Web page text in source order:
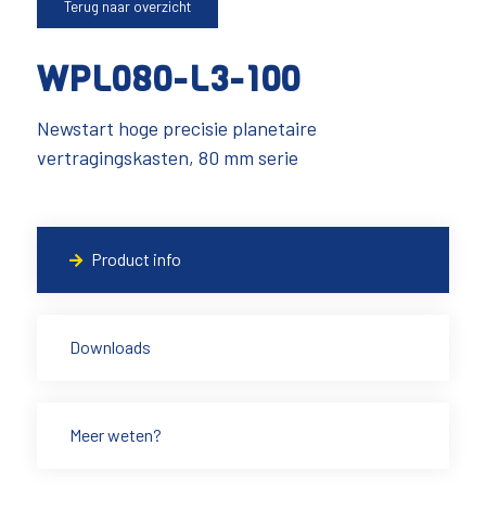
Terug naar overzicht
WPL080-L3-100
Newstart hoge precisie planetaire
vertragingskasten, 80 mm serie
Product info
Downloads
Meer weten?